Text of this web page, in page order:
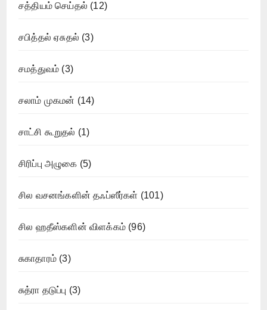
சத்தியம் செய்தல் (12)
சபித்தல் ஏசுதல் (3)
சமத்துவம் (3)
சலாம் முகமன் (14)
சாட்சி கூறுதல் (1)
சிரிப்பு அழுகை (5)
சில வசனங்களின் தஃப்ஸீர்கள் (101)
சில ஹதீஸ்களின் விளக்கம் (96)
சுகாதாரம் (3)
சுத்ரா தடுப்பு (3)